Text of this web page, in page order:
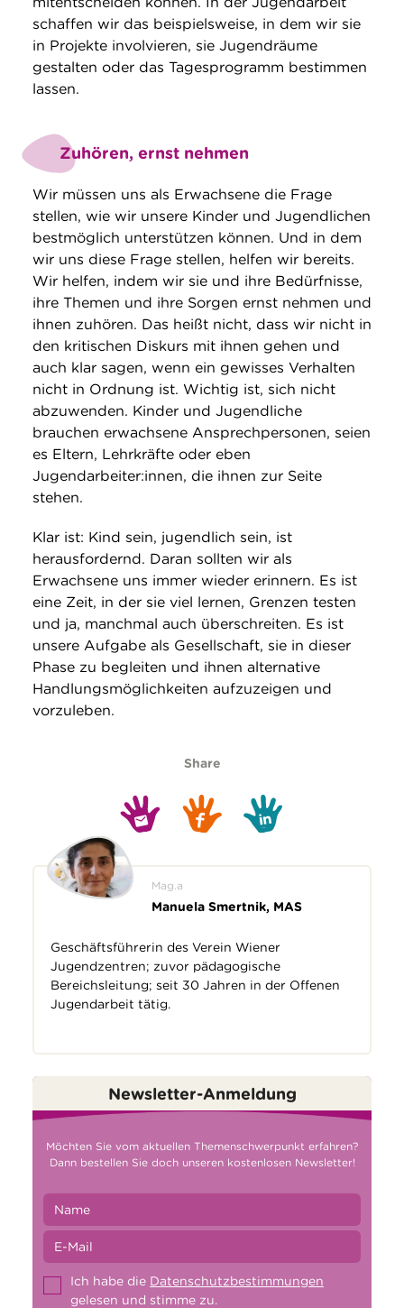
schaffen wir das beispielsweise, in dem wir sie
in Projekte involvieren, sie Jugendräume
gestalten oder das Tagesprogramm bestimmen
lassen.
Zuhören, ernst nehmen
Wir müssen uns als Erwachsene die Frage
stellen, wie wir unsere Kinder und Jugendlichen
bestmöglich unterstützen können. Und in dem
wir uns diese Frage stellen, helfen wir bereits.
Wir helfen, indem wir sie und ihre Bedürfnisse,
ihre Themen und ihre Sorgen ernst nehmen und
ihnen zuhören. Das heißt nicht, dass wir nicht in
den kritischen Diskurs mit ihnen gehen und
auch klar sagen, wenn ein gewisses Verhalten
nicht in Ordnung ist. Wichtig ist, sich nicht
abzuwenden. Kinder und Jugendliche
brauchen erwachsene Ansprechpersonen, seien
es Eltern, Lehrkräfte oder eben
Jugendarbeiter:innen, die ihnen zur Seite
stehen.
Klar ist: Kind sein, jugendlich sein, ist
herausfordernd. Daran sollten wir als
Erwachsene uns immer wieder erinnern. Es ist
eine Zeit, in der sie viel lernen, Grenzen testen
und ja, manchmal auch überschreiten. Es ist
unsere Aufgabe als Gesellschaft, sie in dieser
Phase zu begleiten und ihnen alternative
Handlungsmöglichkeiten aufzuzeigen und
vorzuleben.
Share
Mag.a
Manuela Smertnik, MAS
Geschäftsführerin des Verein Wiener
Jugendzentren; zuvor pädagogische
Bereichsleitung; seit 30 Jahren in der Offenen
Jugendarbeit tätig.
Newsletter-Anmeldung
Möchten Sie vom aktuellen Themenschwerpunkt erfahren?
Dann bestellen Sie doch unseren kostenlosen Newsletter!
Ich habe die Datenschutzbestimmungen
gelesen und stimme zu.